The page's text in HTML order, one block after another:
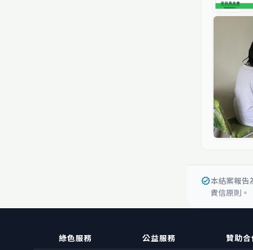
verified本結案報告
責信原則。
綠色服務 公益服務 贊助合